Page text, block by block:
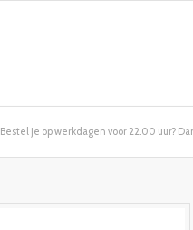
Bestel je op werkdagen voor 22.00 uur?